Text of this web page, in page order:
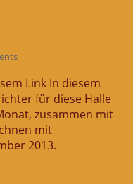
Link In diesem
für diese Halle
zusammen mit
mit
2013.